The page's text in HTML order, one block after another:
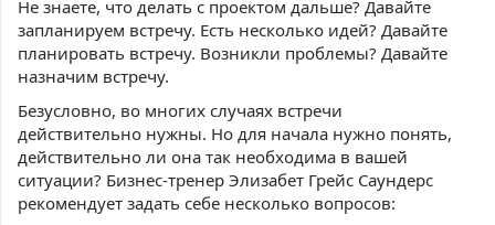
Не знаете, что делать с проектом дальше? Давайте
запланируем встречу. Есть несколько идей? Давайте
планировать встречу. Возникли проблемы? Давайте
назначим встречу.
Безусловно, во многих случаях встречи
действительно нужны. Но для начала нужно понять,
действительно ли она так необходима в вашей
ситуации? Бизнес-тренер Элизабет Грейс Саундерс
рекомендует задать себе несколько вопросов: